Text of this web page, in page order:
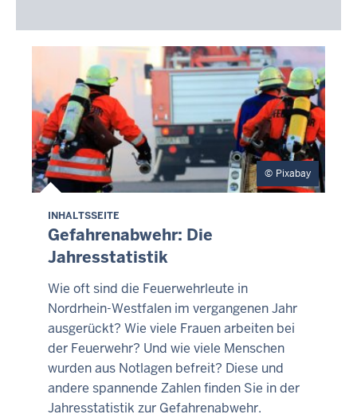
Pixabay
INHALTSSEITE
Gefahrenabwehr: Die
Jahresstatistik
Wie oft sind die Feuerwehrleute in
Nordrhein-Westfalen im vergangenen Jahr
ausgerückt? Wie viele Frauen arbeiten bei
der Feuerwehr? Und wie viele Menschen
wurden aus Notlagen befreit? Diese und
andere spannende Zahlen finden Sie in der
Jahresstatistik zur Gefahrenabwehr.